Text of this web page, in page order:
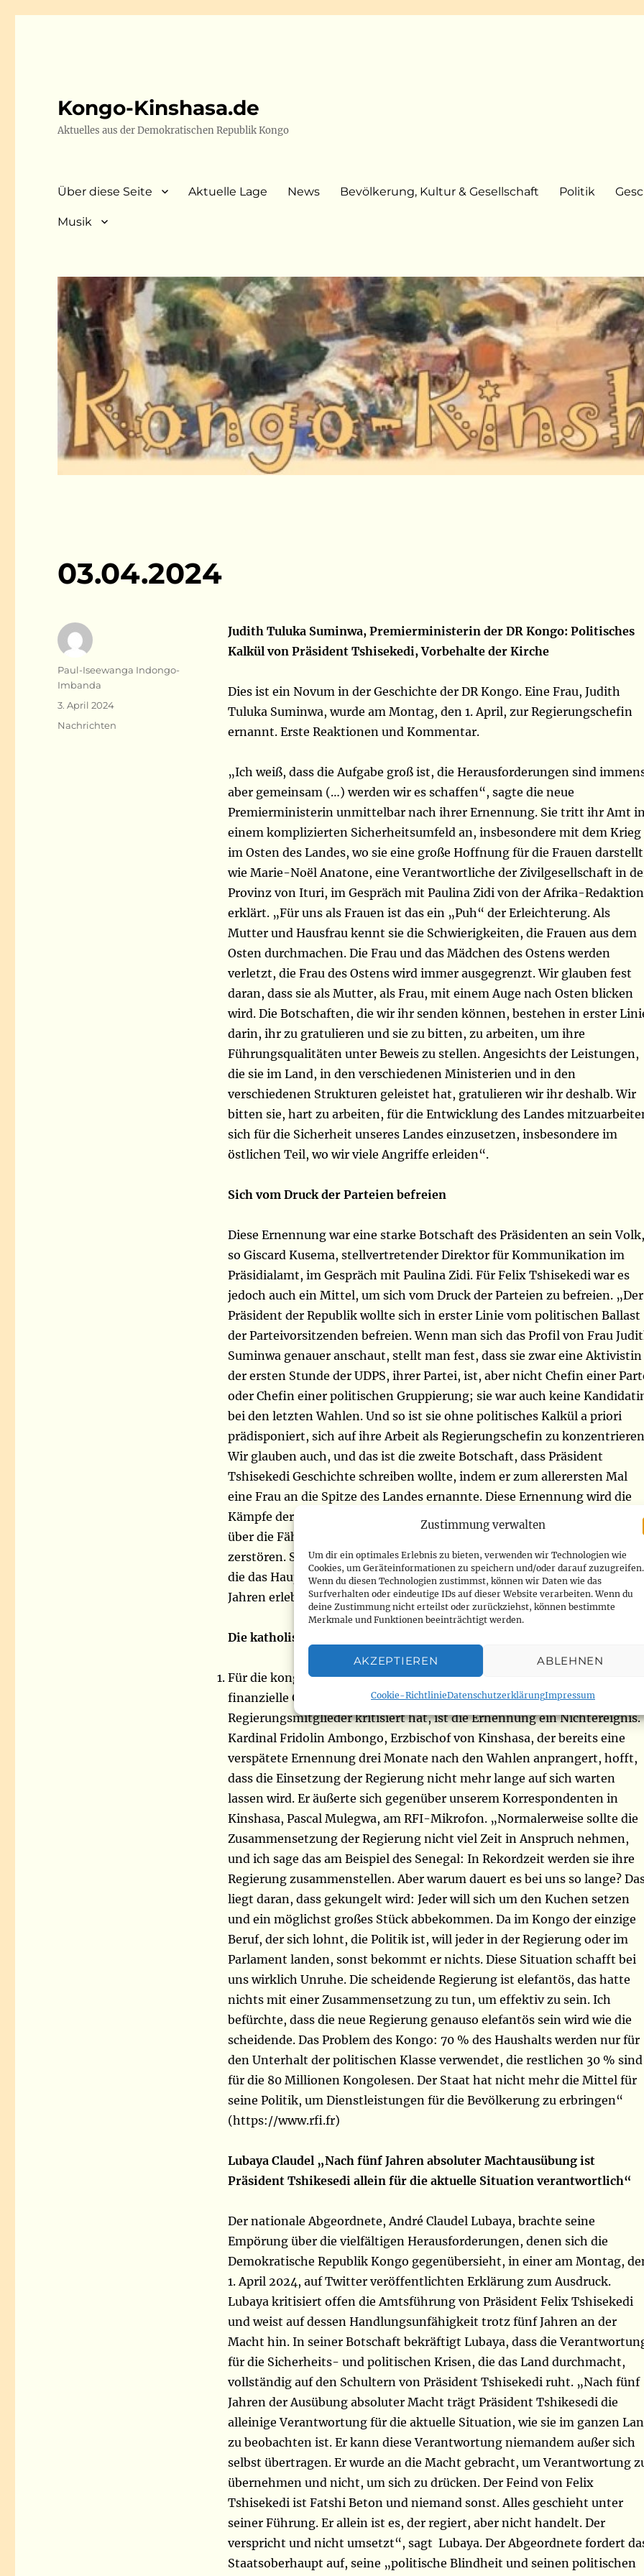
Zustimmung verwalten
Um dir ein optimales Erlebnis zu bieten, verwenden wir Technologien wie
Cookies, um Geräteinformationen zu speichern und/oder darauf zuzugreifen.
Wenn du diesen Technologien zustimmst, können wir Daten wie das
Surfverhalten oder eindeutige IDs auf dieser Website verarbeiten. Wenn du
deine Zustimmung nicht erteilst oder zurückziehst, können bestimmte
Merkmale und Funktionen beeinträchtigt werden.
AKZEPTIEREN ABLEHNEN
Cookie-RichtlinieDatenschutzerklärungImpressum
Kongo-Kinshasa.de
Aktuelles aus der Demokratischen Republik Kongo
Über diese Seite Aktuelle Lage News Bevölkerung, Kultur & Gesellschaft Politik
Musik
03.04.2024
Judith Tuluka Suminwa, Premierministerin der DR Kongo: Politisches
Kalkül von Präsident Tshisekedi, Vorbehalte der Kirche
Dies ist ein Novum in der Geschichte der DR Kongo. Eine Frau, Judith
Tuluka Suminwa, wurde am Montag, den 1. April, zur Regierungschefin
ernannt. Erste Reaktionen und Kommentar.
„Ich weiß, dass die Aufgabe groß ist, die Herausforderungen sind
aber gemeinsam (…) werden wir es schaffen“, sagte die neue
Premierministerin unmittelbar nach ihrer Ernennung. Sie tritt ihr Amt
einem komplizierten Sicherheitsumfeld an, insbesondere mit dem Krieg
im Osten des Landes, wo sie eine große Hoffnung für die Frauen
wie Marie-Noël Anatone, eine Verantwortliche der Zivilgesellschaft in
Provinz von Ituri, im Gespräch mit Paulina Zidi von der Afrika-Redaktion
erklärt. „Für uns als Frauen ist das ein „Puh“ der Erleichterung. Als
Mutter und Hausfrau kennt sie die Schwierigkeiten, die Frauen aus dem
Osten durchmachen. Die Frau und das Mädchen des Ostens werden
verletzt, die Frau des Ostens wird immer ausgegrenzt. Wir glauben fest
daran, dass sie als Mutter, als Frau, mit einem Auge nach Osten blicken
wird. Die Botschaften, die wir ihr senden können, bestehen in erster
darin, ihr zu gratulieren und sie zu bitten, zu arbeiten, um ihre
Führungsqualitäten unter Beweis zu stellen. Angesichts der Leistungen,
die sie im Land, in den verschiedenen Ministerien und in den
verschiedenen Strukturen geleistet hat, gratulieren wir ihr deshalb. Wir
bitten sie, hart zu arbeiten, für die Entwicklung des Landes
sich für die Sicherheit unseres Landes einzusetzen, insbesondere im
östlichen Teil, wo wir viele Angriffe erleiden“.
Sich vom Druck der Parteien befreien
Diese Ernennung war eine starke Botschaft des Präsidenten an sein Volk,
so Giscard Kusema, stellvertretender Direktor für Kommunikation im
Präsidialamt, im Gespräch mit Paulina Zidi. Für Felix Tshisekedi war es
jedoch auch ein Mittel, um sich vom Druck der Parteien zu befreien. „Der
Präsident der Republik wollte sich in erster Linie vom politischen Ballast
der Parteivorsitzenden befreien. Wenn man sich das Profil von Frau
Suminwa genauer anschaut, stellt man fest, dass sie zwar eine Aktivistin
der ersten Stunde der UDPS, ihrer Partei, ist, aber nicht Chefin einer
oder Chefin einer politischen Gruppierung; sie war auch keine
bei den letzten Wahlen. Und so ist sie ohne politisches Kalkül a priori
prädisponiert, sich auf ihre Arbeit als Regierungschefin zu
Wir glauben auch, und das ist die zweite Botschaft, dass Präsident
Tshisekedi Geschichte schreiben wollte, indem er zum allerersten Mal
eine Frau an die Spitze des Landes ernannte. Diese Ernennung wird die
Kämpfe der kongolesischen Frau krönen und alle negativen Vorurteile
über die Fähigkeit von Frauen, hohe politische Ämter zu erreichen,
zerstören. Sie wird die Kämpfe der Jugend und der kongolesischen Frau,
die das Hauptopfer der Gräueltaten ist, die das Land seit mehr als dreißig
Jahren erlebt, weitertragen“.
Die katholische Kirche kritisiert die Völlerei der Politiker
Für die kongolesische katholische Kirche hingegen, die immer wieder
finanzielle Gewicht der politischen Institutionen und die Fülle der
Regierungsmitglieder kritisiert hat, ist die Ernennung ein Nichtereignis.
Kardinal Fridolin Ambongo, Erzbischof von Kinshasa, der bereits eine
verspätete Ernennung drei Monate nach den Wahlen anprangert, hofft,
dass die Einsetzung der Regierung nicht mehr lange auf sich warten
lassen wird. Er äußerte sich gegenüber unserem Korrespondenten in
Kinshasa, Pascal Mulegwa, am RFI-Mikrofon. „Normalerweise sollte die
Zusammensetzung der Regierung nicht viel Zeit in Anspruch nehmen,
und ich sage das am Beispiel des Senegal: In Rekordzeit werden sie ihre
Regierung zusammenstellen. Aber warum dauert es bei uns so lange?
liegt daran, dass gekungelt wird: Jeder will sich um den Kuchen setzen
und ein möglichst großes Stück abbekommen. Da im Kongo der einzige
Beruf, der sich lohnt, die Politik ist, will jeder in der Regierung oder im
Parlament landen, sonst bekommt er nichts. Diese Situation schafft bei
uns wirklich Unruhe. Die scheidende Regierung ist elefantös, das hatte
nichts mit einer Zusammensetzung zu tun, um effektiv zu sein. Ich
befürchte, dass die neue Regierung genauso elefantös sein wird wie die
scheidende. Das Problem des Kongo: 70 % des Haushalts werden nur für
den Unterhalt der politischen Klasse verwendet, die restlichen 30 % sind
für die 80 Millionen Kongolesen. Der Staat hat nicht mehr die Mittel für
seine Politik, um Dienstleistungen für die Bevölkerung zu erbringen“
(https://www.rfi.fr)
Lubaya Claudel „Nach fünf Jahren absoluter Machtausübung ist
Präsident Tshikesedi allein für die aktuelle Situation verantwortlich“
Der nationale Abgeordnete, André Claudel Lubaya, brachte seine
Empörung über die vielfältigen Herausforderungen, denen sich die
Demokratische Republik Kongo gegenübersieht, in einer am Montag,
1. April 2024, auf Twitter veröffentlichten Erklärung zum Ausdruck.
Lubaya kritisiert offen die Amtsführung von Präsident Felix Tshisekedi
und weist auf dessen Handlungsunfähigkeit trotz fünf Jahren an der
Macht hin. In seiner Botschaft bekräftigt Lubaya, dass die
für die Sicherheits- und politischen Krisen, die das Land durchmacht,
vollständig auf den Schultern von Präsident Tshisekedi ruht. „Nach fünf
Jahren der Ausübung absoluter Macht trägt Präsident Tshikesedi die
alleinige Verantwortung für die aktuelle Situation, wie sie im ganzen
zu beobachten ist. Er kann diese Verantwortung niemandem außer sich
selbst übertragen. Er wurde an die Macht gebracht, um Verantwortung
übernehmen und nicht, um sich zu drücken. Der Feind von Felix
Tshisekedi ist Fatshi Beton und niemand sonst. Alles geschieht unter
seiner Führung. Er allein ist es, der regiert, aber nicht handelt. Der
verspricht und nicht umsetzt“, sagt Lubaya. Der Abgeordnete fordert
Staatsoberhaupt auf, seine „politische Blindheit und seinen politischen
Autor
Paul-Iseewanga Indongo-
Imbanda
Veröffentlicht
3. April 2024
Kategorien
Nachrichten